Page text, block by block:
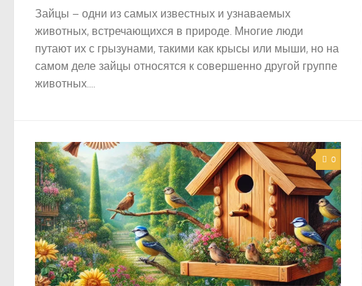
Зайцы – одни из самых известных и узнаваемых
животных, встречающихся в природе. Многие люди
путают их с грызунами, такими как крысы или мыши, но на
самом деле зайцы относятся к совершенно другой группе
животных....
0